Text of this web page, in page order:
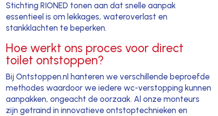
Stichting RIONED tonen aan dat snelle aanpak
essentieel is om lekkages, wateroverlast en
stankklachten te beperken.
Hoe werkt ons proces voor direct
toilet ontstoppen?
Bij Ontstoppen.nl hanteren we verschillende beproefde
methodes waardoor we iedere wc-verstopping kunnen
aanpakken, ongeacht de oorzaak. Al onze monteurs
zijn getraind in innovatieve ontstoptechnieken en